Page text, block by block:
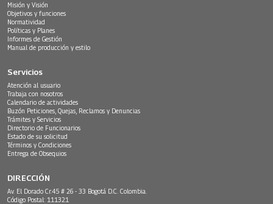
Misión y Visión
Objetivos y funciones
Normatividad
Políticas y Planes
Informes de Gestión
Manual de producción y estilo
Servicios
Atención al usuario
Trabaja con nosotros
Calendario de actividades
Buzón Peticiones, Quejas, Reclamos y Denuncias
Trámites y Servicios
Directorio de Funcionarios
Estado de su solicitud
Términos y Condiciones
Entrega de Obsequios
DIRECCIÓN
Av. El Dorado Cr.45 # 26 - 33 Bogotá D.C. Colombia.
Código Postal: 111321